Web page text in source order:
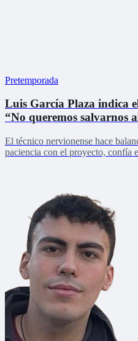
Pretemporada
Luis García Plaza indica
“No queremos salvarnos
El técnico nervionense hace
paciencia con el proyecto, confía